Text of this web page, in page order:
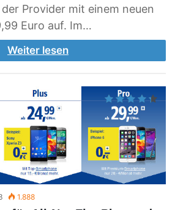
Provider mit einem neuen
Euro auf. Im…
Weiter lesen
1.888